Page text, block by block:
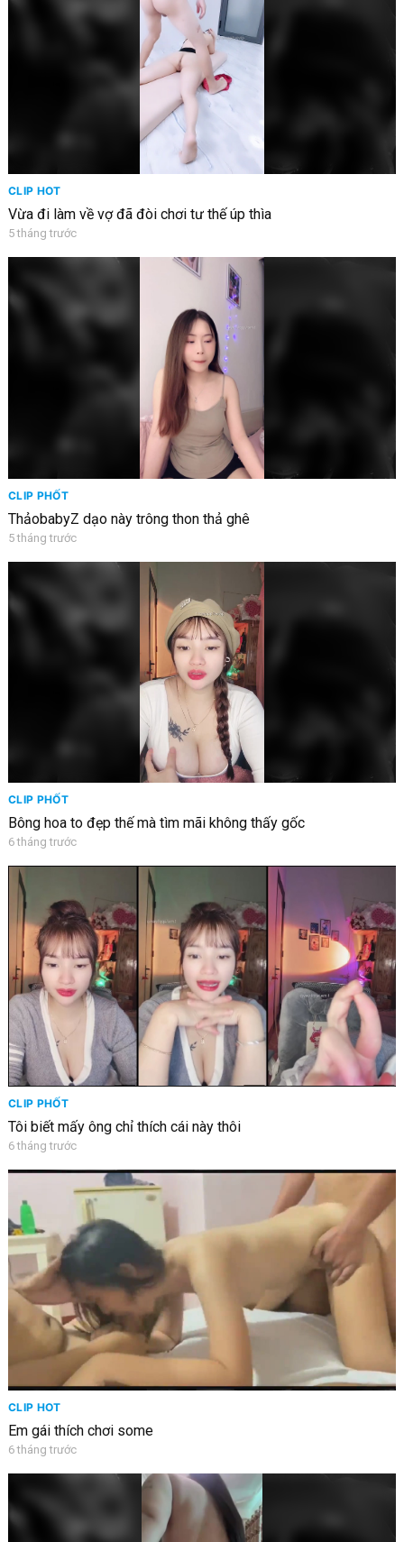
CLIP HOT
Vừa đi làm về vợ đã đòi chơi tư thế úp thìa
5 tháng trước
CLIP PHỐT
ThảobabyZ dạo này trông thon thả ghê
5 tháng trước
CLIP PHỐT
Bông hoa to đẹp thế mà tìm mãi không thấy gốc
6 tháng trước
CLIP PHỐT
Tôi biết mấy ông chỉ thích cái này thôi
6 tháng trước
CLIP HOT
Em gái thích chơi some
6 tháng trước